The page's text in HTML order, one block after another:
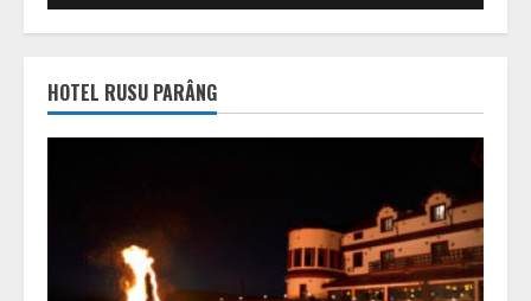
HOTEL RUSU PARÂNG